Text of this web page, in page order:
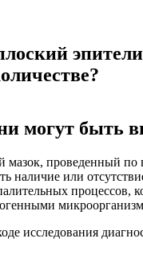
могут быть
мазок, проведенный по
наличие или
процессов,
исследования